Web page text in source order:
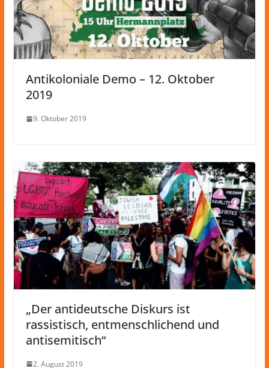
Antikoloniale Demo – 12. Oktober
2019
9. Oktober 2019
„Der antideutsche Diskurs ist
rassistisch, entmenschlichend und
antisemitisch“
2. August 2019